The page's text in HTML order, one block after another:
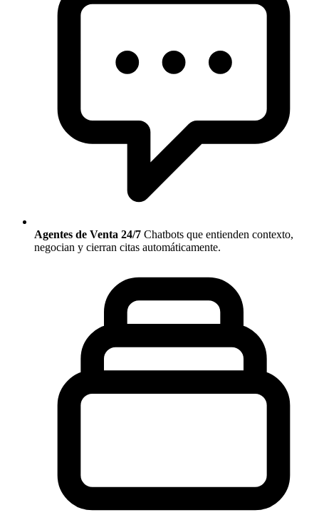
Agentes de Venta 24/7 Chatbots que entienden contexto,
negocian y cierran citas automáticamente.